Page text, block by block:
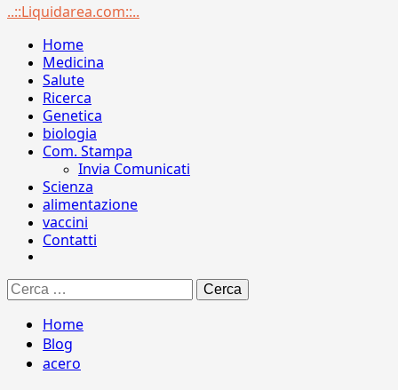
Menu
..::Liquidarea.com::..
Home
Medicina
Salute
Ricerca
Genetica
biologia
Com. Stampa
Invia Comunicati
Scienza
alimentazione
vaccini
Contatti
Ricerca
per:
Home
Blog
acero